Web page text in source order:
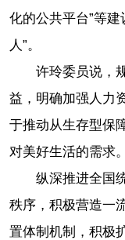
化的公共平台”等
人”。
许玲委员说，
益，明确加强人力
于推动从生存型保
对美好生活的需求。
纵深推进全国
秩序，积极营造一
置体制机制，积极